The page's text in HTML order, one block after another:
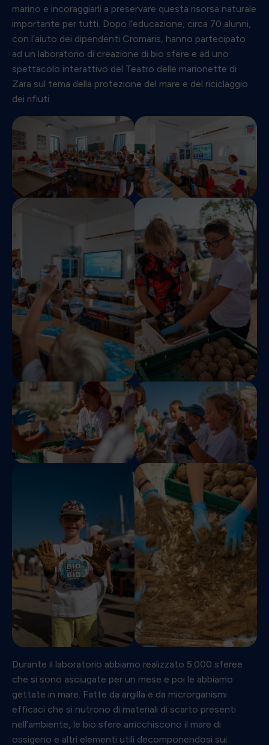
marino e incoraggiarli a preservare questa risorsa naturale
importante per tutti. Dopo l’educazione, circa 70 alunni,
con l’aiuto dei dipendenti Cromaris, hanno partecipato
ad un laboratorio di creazione di bio sfere e ad uno
spettacolo interattivo del Teatro delle marionette di
Zara sul tema della protezione del mare e del riciclaggio
dei rifiuti.
Durante il laboratorio abbiamo realizzato 5.000 sferee
che si sono asciugate per un mese e poi le abbiamo
gettate in mare. Fatte da argilla e da microrganismi
efficaci che si nutrono di materiali di scarto presenti
nell’ambiente, le bio sfere arricchiscono il mare di
ossigeno e altri elementi utili decomponendosi sui